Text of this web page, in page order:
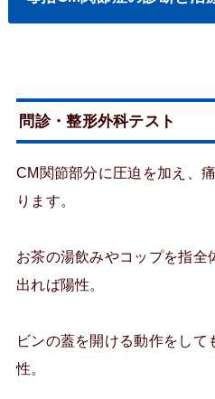
問診・整形外科テスト
CM関節部分に圧迫を加え、
ります。
お茶の湯飲みやコップを指全
出れば陽性。
ビンの蓋を開ける動作をし
性。